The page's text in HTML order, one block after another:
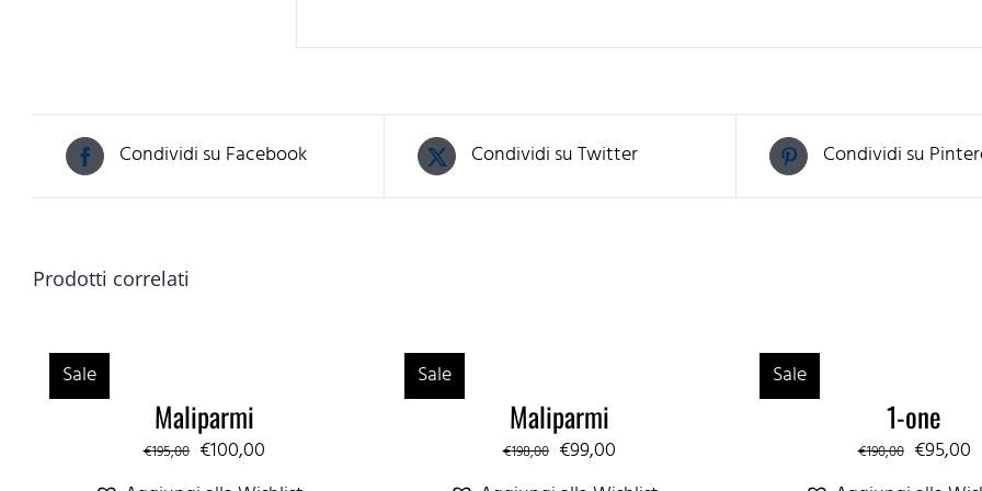
Condividi su Facebook Condividi su Twitter Condividi su
Prodotti correlati
Sale
Maliparmi
€195,00 Il
€100,00Il
Sale
Maliparmi
€198,00 Il
€99,00Il
Sale
1-one
€190,00 Il
€95,00Il